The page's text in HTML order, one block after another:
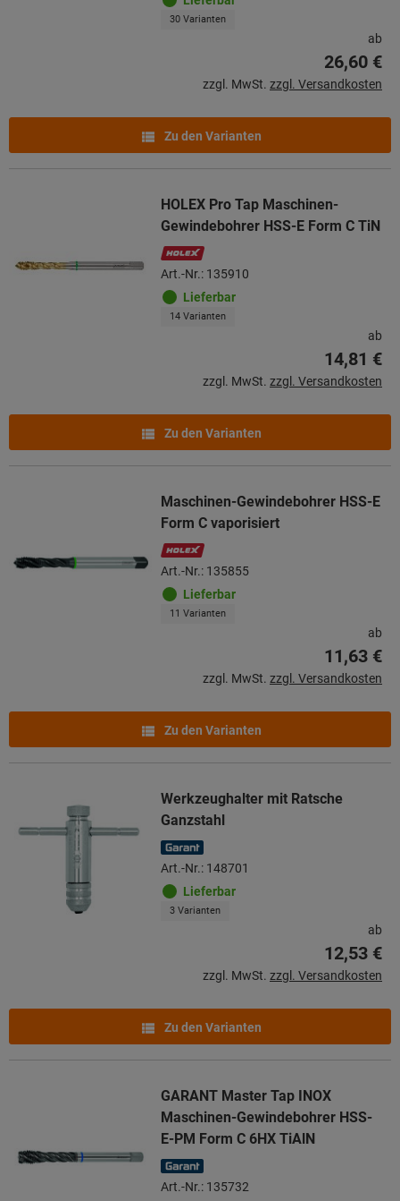
30 Varianten
ab
26,60 €
zzgl. MwSt. zzgl. Versandkosten
Zu den Varianten
HOLEX Pro Tap Maschinen-
Gewindebohrer HSS-E Form C TiN
Art.-Nr.: 135910
Lieferbar
14 Varianten
ab
14,81 €
zzgl. MwSt. zzgl. Versandkosten
Zu den Varianten
Maschinen-Gewindebohrer HSS-E
Form C vaporisiert
Art.-Nr.: 135855
Lieferbar
11 Varianten
ab
11,63 €
zzgl. MwSt. zzgl. Versandkosten
Zu den Varianten
Werkzeughalter mit Ratsche
Ganzstahl
Art.-Nr.: 148701
Lieferbar
3 Varianten
ab
12,53 €
zzgl. MwSt. zzgl. Versandkosten
Zu den Varianten
GARANT Master Tap INOX
Maschinen-Gewindebohrer HSS-
E-PM Form C 6HX TiAlN
Art.-Nr.: 135732